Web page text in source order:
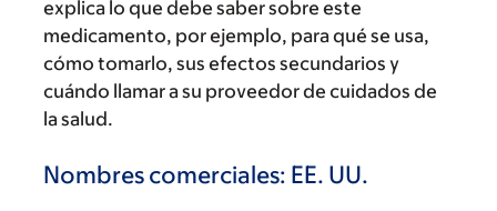
explica lo que debe saber sobre este
medicamento, por ejemplo, para qué se usa,
cómo tomarlo, sus efectos secundarios y
cuándo llamar a su proveedor de cuidados de
la salud.
Nombres comerciales: EE. UU.